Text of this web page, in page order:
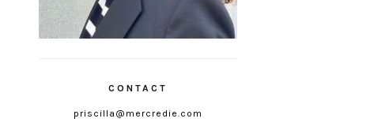
CONTACT
priscilla@mercredie.com